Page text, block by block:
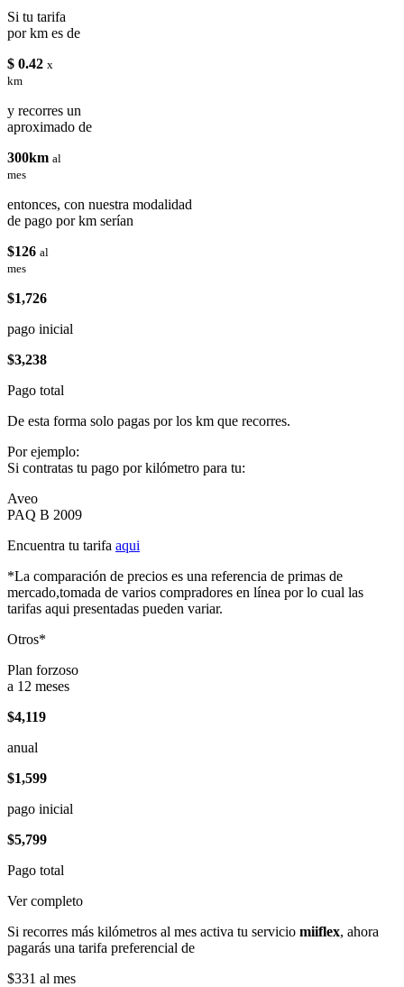
Si tu tarifa
por km es de
$ 0.42 x
km
y recorres un
aproximado de
300km al
mes
entonces, con nuestra modalidad
de pago por km serían
$126 al
mes
$1,726
pago inicial
$3,238
Pago total
De esta forma solo pagas por los km que recorres.
Por ejemplo:
Si contratas tu pago por kilómetro para tu:
Aveo
PAQ B 2009
Encuentra tu tarifa aqui
*La comparación de precios es una referencia de primas de
mercado,tomada de varios compradores en línea por lo cual las
tarifas aqui presentadas pueden variar.
Otros*
Plan forzoso
a 12 meses
$4,119
anual
$1,599
pago inicial
$5,799
Pago total
Ver completo
Si recorres más kilómetros al mes activa tu servicio miiflex, ahora
pagarás una tarifa preferencial de
$331 al mes